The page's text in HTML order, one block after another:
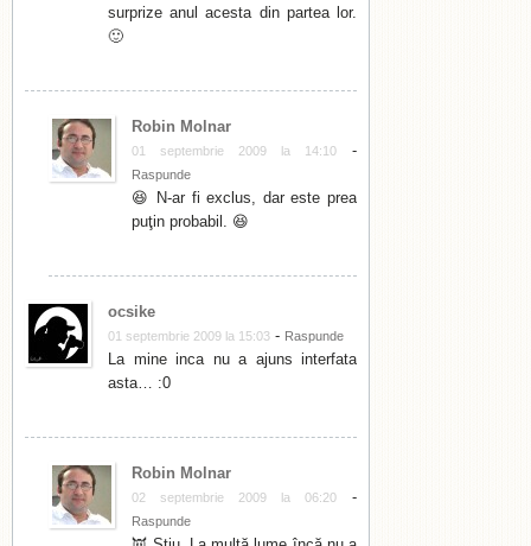
surprize anul acesta din partea lor.
🙂
Robin Molnar
01 septembrie 2009 la 14:10 -
Raspunde
😆 N-ar fi exclus, dar este prea
puţin probabil. 😆
ocsike
01 septembrie 2009 la 15:03 - Raspunde
La mine inca nu a ajuns interfata
asta… :0
Robin Molnar
02 septembrie 2009 la 06:20 -
Raspunde